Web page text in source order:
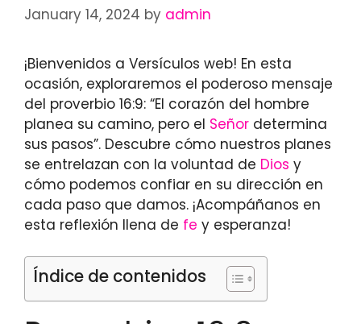
January 14, 2024 by admin
¡Bienvenidos a Versículos web! En esta
ocasión, exploraremos el poderoso mensaje
del proverbio 16:9: “El corazón del hombre
planea su camino, pero el Señor determina
sus pasos”. Descubre cómo nuestros planes
se entrelazan con la voluntad de Dios y
cómo podemos confiar en su dirección en
cada paso que damos. ¡Acompáñanos en
esta reflexión llena de fe y esperanza!
Índice de contenidos